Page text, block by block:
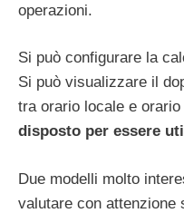
operazioni.
Si può configurare la
Si può visualizzare il
tra orario locale e orario
disposto per essere
Due modelli molto
valutare con attenzione